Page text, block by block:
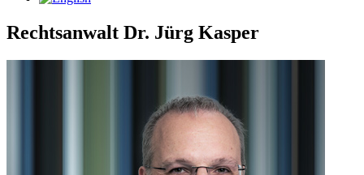
Rechtsanwalt Dr. Jürg Kasper